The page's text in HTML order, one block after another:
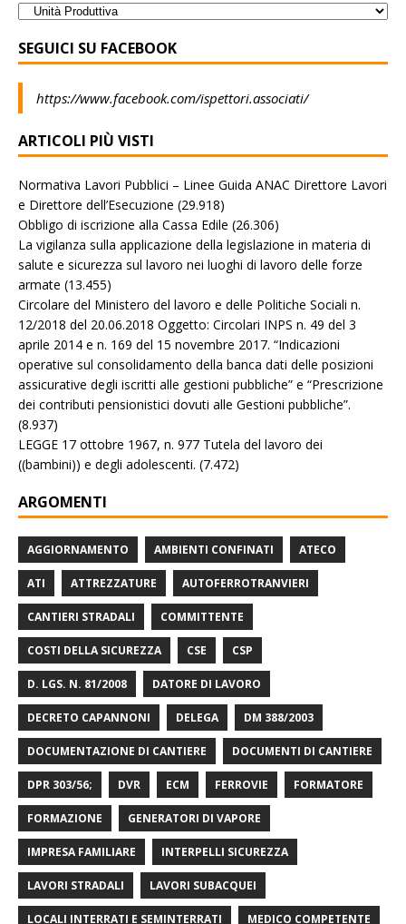
SEGUICI SU FACEBOOK
https://www.facebook.com/ispettori.associati/
ARTICOLI PIÙ VISTI
Normativa Lavori Pubblici – Linee Guida ANAC Direttore Lavori
e Direttore dell’Esecuzione (29.918)
Obbligo di iscrizione alla Cassa Edile (26.306)
La vigilanza sulla applicazione della legislazione in materia di
salute e sicurezza sul lavoro nei luoghi di lavoro delle forze
armate (13.455)
Circolare del Ministero del lavoro e delle Politiche Sociali n.
12/2018 del 20.06.2018 Oggetto: Circolari INPS n. 49 del 3
aprile 2014 e n. 169 del 15 novembre 2017. “Indicazioni
operative sul consolidamento della banca dati delle posizioni
assicurative degli iscritti alle gestioni pubbliche” e “Prescrizione
dei contributi pensionistici dovuti alle Gestioni pubbliche”.
(8.937)
LEGGE 17 ottobre 1967, n. 977 Tutela del lavoro dei
((bambini)) e degli adolescenti. (7.472)
ARGOMENTI
AGGIORNAMENTO AMBIENTI CONFINATI ATECO
ATI ATTREZZATURE AUTOFERROTRANVIERI
CANTIERI STRADALI COMMITTENTE
COSTI DELLA SICUREZZA CSE CSP
D. LGS. N. 81/2008 DATORE DI LAVORO
DECRETO CAPANNONI DELEGA DM 388/2003
DOCUMENTAZIONE DI CANTIERE DOCUMENTI DI CANTIERE
DPR 303/56; DVR ECM FERROVIE FORMATORE
FORMAZIONE GENERATORI DI VAPORE
IMPRESA FAMILIARE INTERPELLI SICUREZZA
LAVORI STRADALI LAVORI SUBACQUEI
LOCALI INTERRATI E SEMINTERRATI MEDICO COMPETENTE